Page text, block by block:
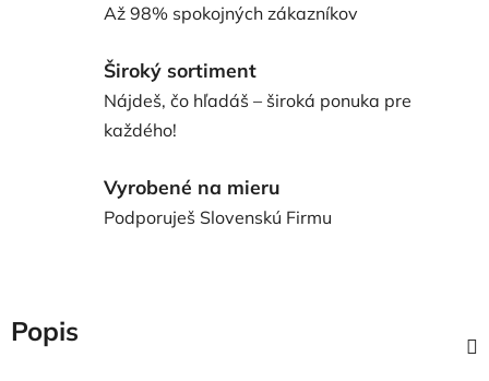
Až 98% spokojných zákazníkov
Široký sortiment
Nájdeš, čo hľadáš – široká ponuka pre
každého!
Vyrobené na mieru
Podporuješ Slovenskú Firmu
Popis